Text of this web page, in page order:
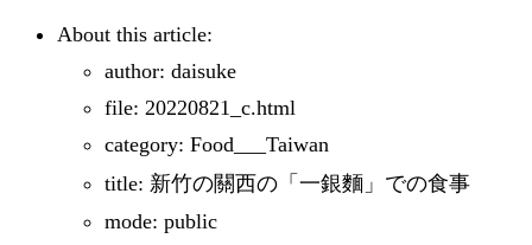
About this article:
author: daisuke
file: 20220821_c.html
category: Food___Taiwan
title: 新竹の關西の「一銀麵」での食事
mode: public